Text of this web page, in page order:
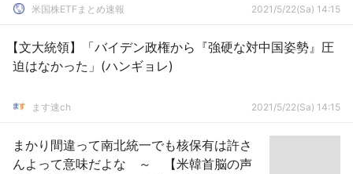
米国株ETFまとめ速報 2021/5/22(Sa) 14:15
【文大統領】「バイデン政権から『強硬な対中国姿勢』圧
迫はなかった」(ハンギョレ)
ます速ch 2021/5/22(Sa) 14:15
まかり間違って南北統一でも核保有は許さ
んよって意味だよな ～ 【米韓首脳の声